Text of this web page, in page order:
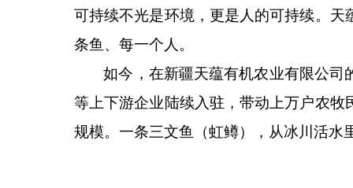
可持续不光是环境，更是人的可持续。
条鱼、每一个人。
如今，在新疆天蕴有机农业有限公司
等上下游企业陆续入驻，带动上万户农
规模。一条三文鱼（虹鳟），从冰川活水